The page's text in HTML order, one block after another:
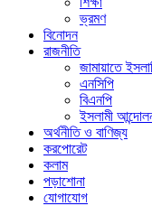
ভ্রমণ
বিনোদন
রাজনীতি
জামায়াতে
এনসিপি
বিএনপি
ইসলামী
অর্থনীতি ও বাণিজ্য
করপোরেট
কলাম
পড়াশোনা
যোগাযোগ